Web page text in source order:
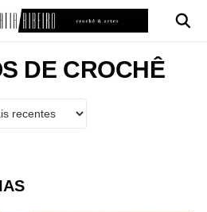
DE CROCHÊ